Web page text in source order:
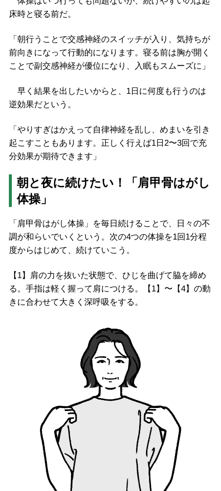
床時と寝る前だ。
「朝行うことで交感神経のスイッチが入り、気持ちが
前向きになって行動的になります。寝る前は胸が開く
ことで副交感神経が優位になり、入眠もスムーズに」
早く結果を出したいからと、1日に何度も行うのは
逆効果だという。
「やりすぎはかえって自律神経を乱し、めまいを引き
起こすこともあります。正しく行えば1日2〜3回で充
分効果が期待できます」
朝と夜に続けたい！「肩甲骨はがし
体操」
「肩甲骨はがし体操」を毎日続けることで、日々の不
調が和らいでいくという。次の4つの体操を1回1分程
度からはじめて、続けていこう。
【1】肩の力を抜いた状態で、ひじを曲げて脇を締め
る。手指は軽く握って肩につける。【1】〜【4】の動
きに合わせて大きく深呼吸をする。